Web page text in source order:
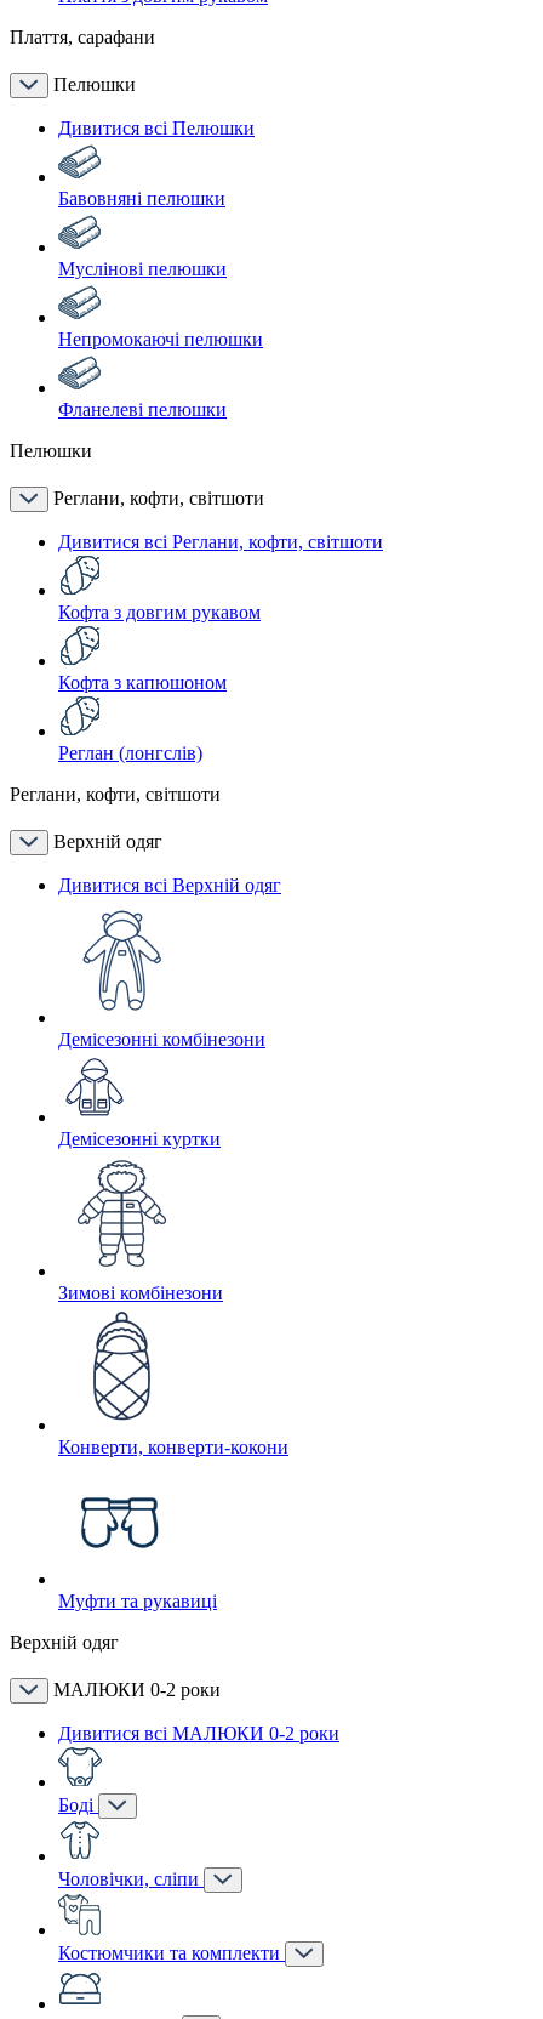
Плаття, сарафани
Пелюшки
Дивитися всі Пелюшки
Бавовняні пелюшки
Муслінові пелюшки
Непромокаючі пелюшки
Фланелеві пелюшки
Пелюшки
Реглани, кофти, світшоти
Дивитися всі Реглани, кофти, світшоти
Кофта з довгим рукавом
Кофта з капюшоном
Реглан (лонгслів)
Реглани, кофти, світшоти
Верхній одяг
Дивитися всі Верхній одяг
Демісезонні комбінезони
Демісезонні куртки
Зимові комбінезони
Конверти, конверти-кокони
Муфти та рукавиці
Верхній одяг
МАЛЮКИ 0-2 роки
Дивитися всі МАЛЮКИ 0-2 роки
Боді
Чоловічки, сліпи
Костюмчики та комплекти